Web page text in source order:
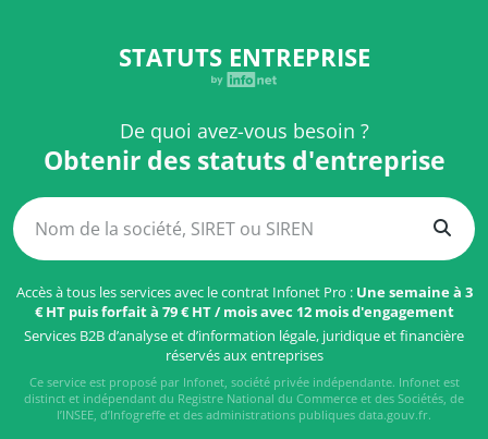
STATUTS ENTREPRISE
De quoi avez-vous besoin ?
Obtenir des statuts d'entreprise
Accès à tous les services avec le contrat Infonet Pro : Une semaine à 3
€ HT puis forfait à 79 € HT / mois avec 12 mois d'engagement
Services B2B d’analyse et d’information légale, juridique et financière
réservés aux entreprises
Ce service est proposé par Infonet, société privée indépendante. Infonet est
distinct et indépendant du Registre National du Commerce et des Sociétés, de
l’INSEE, d’Infogreffe et des administrations publiques data.gouv.fr.